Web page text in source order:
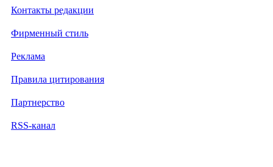
Контакты редакции
Фирменный стиль
Реклама
Правила цитирования
Партнерство
RSS-канал